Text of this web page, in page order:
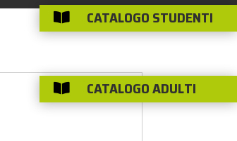
 CATALOGO STUDENTI
 CATALOGO ADULTI